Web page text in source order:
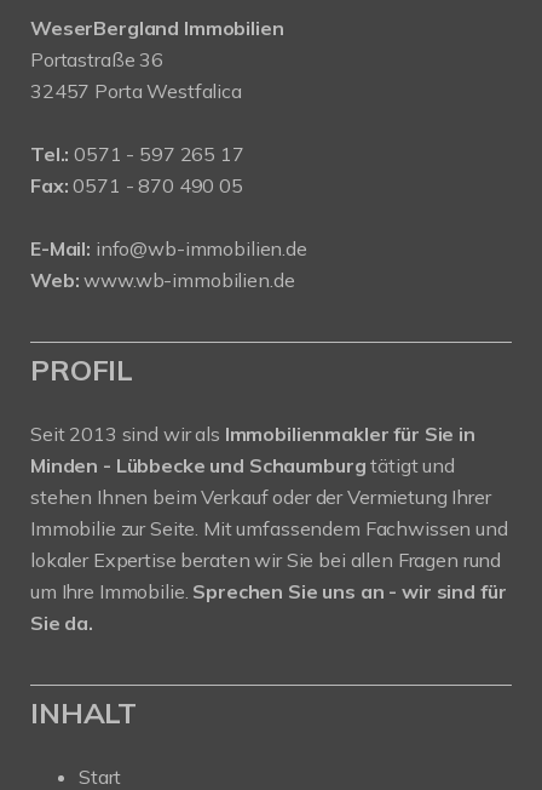
WeserBergland Immobilien
Portastraße 36
32457 Porta Westfalica
Tel.: 0571 - 597 265 17
Fax: 0571 - 870 490 05
E-Mail: info@wb-immobilien.de
Web: www.wb-immobilien.de
PROFIL
Seit 2013 sind wir als Immobilienmakler für Sie in
Minden - Lübbecke und Schaumburgtätigt und
stehen Ihnen beim Verkauf oder der Vermietung Ihrer
Immobilie zur Seite. Mit umfassendem Fachwissen und
lokaler Expertise beraten wir Sie bei allen Fragen rund
um Ihre Immobilie. Sprechen Sie uns an - wir sind für
Sie da.
INHALT
Start